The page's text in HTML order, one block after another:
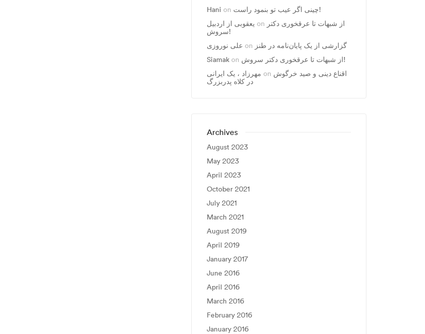
Hani on
چینی اگر عیب تو بنمود راست!
یعقوبی از اردبیل on از شبهات تا عرقخوری دکتر
سروش!
علی نوروزی on گزارشی از یک پایان‌نامه در طنز
Siamak on
از شبهات تا عرقخوری دکتر سروش!
مهرزاد ، يک ايرانی on اقناع دینی و صید خرگوش
در کلاه پدربزرگ
Archives
August 2023
May 2023
April 2023
October 2021
July 2021
March 2021
August 2019
April 2019
January 2017
June 2016
April 2016
March 2016
February 2016
January 2016